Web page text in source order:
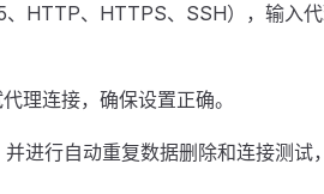
、HTTP、HTTPS、SSH），输入
理连接，确保设置正确。
进行自动重复数据删除和连接测试